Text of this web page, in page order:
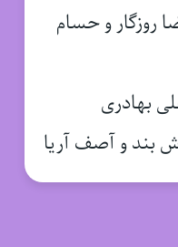
روزگار و حسام
بهادری
بند و آصف آریا